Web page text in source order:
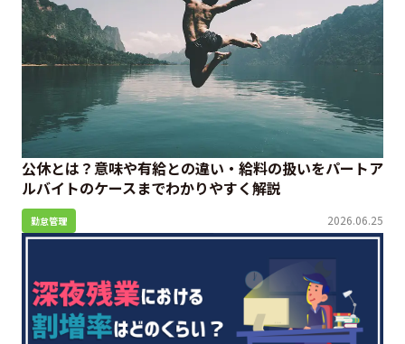
公休とは？意味や有給との違い・給料の扱いをパートア
ルバイトのケースまでわかりやすく解説
勤怠管理 2026.06.25